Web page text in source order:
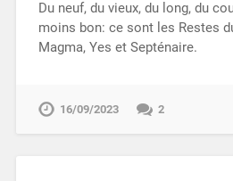
Du neuf, du vieux, du long, du
moins bon: ce sont les Restes
Magma, Yes et Septénaire.
16/09/2023 2